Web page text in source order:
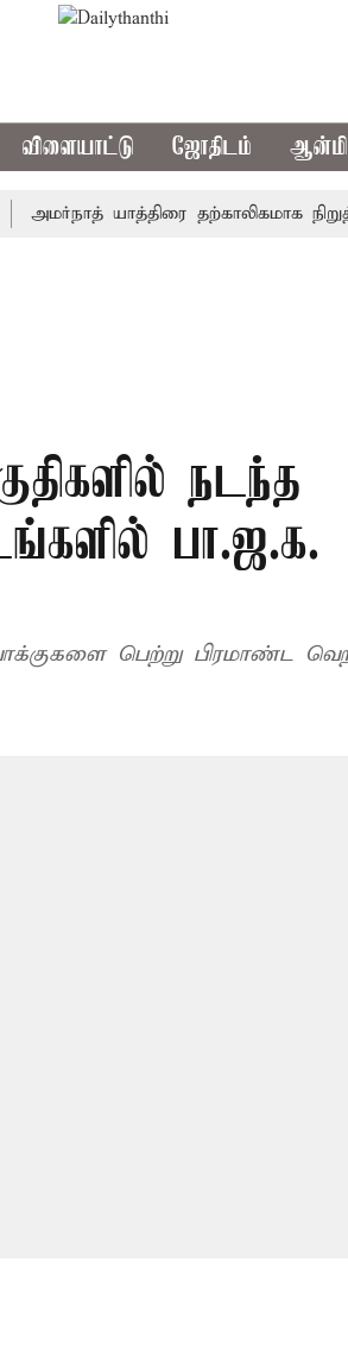
விளையாட்டு ஜோதிடம்
யாத்திரை தற்காலிகமாக நிறுத்தம்
நடந்த
பா.ஜ.க.
பெற்று பிரமாண்ட